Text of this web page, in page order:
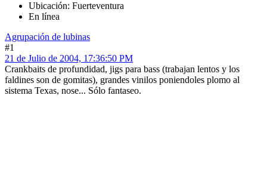
Ubicación: Fuerteventura
En línea
Agrupación de lubinas
#1
21 de Julio de 2004, 17:36:50 PM
Crankbaits de profundidad, jigs para bass (trabajan lentos y los
faldines son de gomitas), grandes vinilos poniendoles plomo al
sistema Texas, nose... Sólo fantaseo.